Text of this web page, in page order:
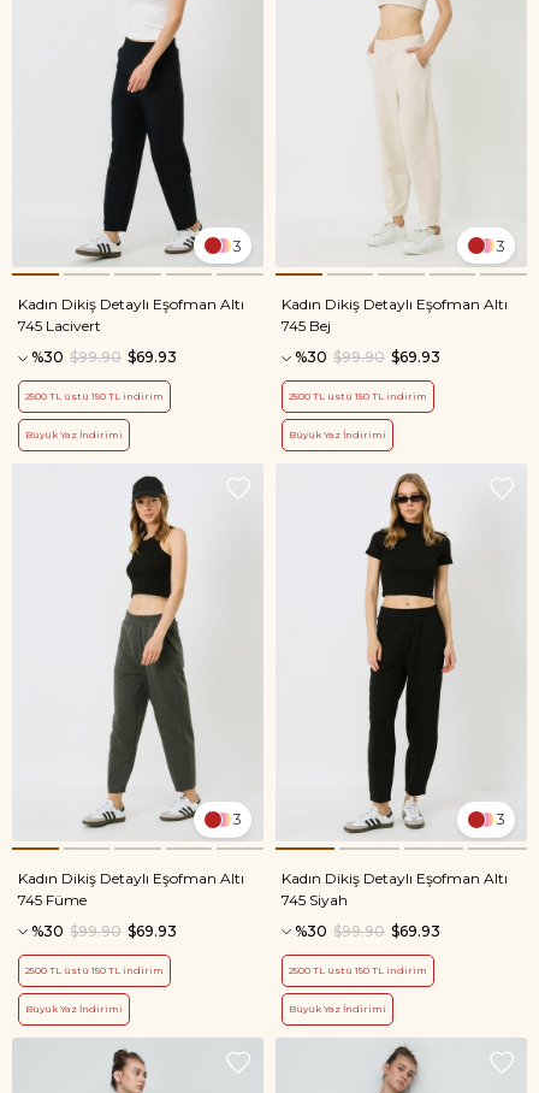
3
Kadın Dikiş Detaylı Eşofman Altı
745 Lacivert
%30
$69.93
$99.90
2500 TL üstü 150 TL indirim
Büyük Yaz İndirimi
3
Kadın Dikiş Detaylı Eşofman Altı
745 Bej
%30
$69.93
$99.90
2500 TL üstü 150 TL indirim
Büyük Yaz İndirimi
3
Kadın Dikiş Detaylı Eşofman Altı
745 Füme
%30
$69.93
$99.90
2500 TL üstü 150 TL indirim
Büyük Yaz İndirimi
3
Kadın Dikiş Detaylı Eşofman Altı
745 Siyah
%30
$69.93
$99.90
2500 TL üstü 150 TL indirim
Büyük Yaz İndirimi